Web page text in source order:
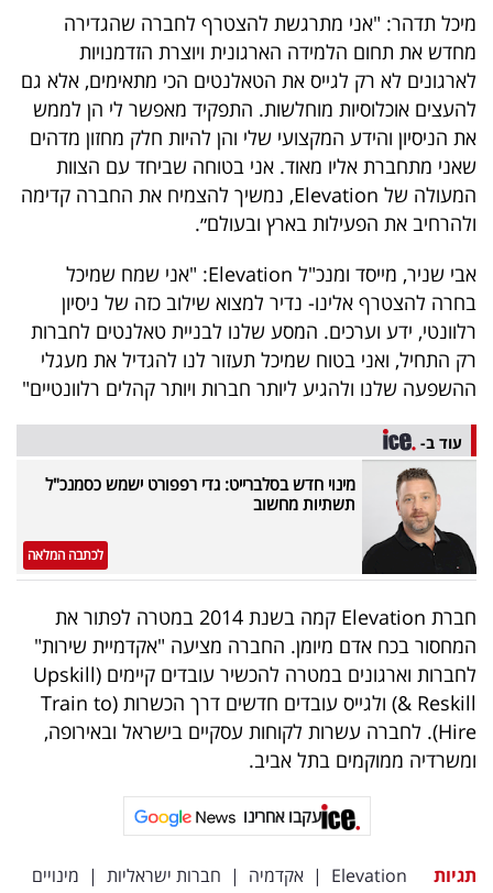
שיתופי
פעולה
דרושים
ניוזלטרים
מייל
אדום
באייס
עקבו
אחרינו:
מיכל תדהר: "אני מתרגשת להצטרף לחברה שהגדירה
מחדש את תחום הלמידה הארגונית ויוצרת הזדמנויות
לארגונים לא רק לגייס את הטאלנטים הכי מתאימים, אלא גם
להעצים אוכלוסיות מוחלשות. התפקיד מאפשר לי הן לממש
את הניסיון והידע המקצועי שלי והן להיות חלק מחזון מדהים
שאני מתחברת אליו מאוד. אני בטוחה שביחד עם הצוות
המעולה של Elevation, נמשיך להצמיח את החברה קדימה
ולהרחיב את הפעילות בארץ ובעולם״.
אבי שניר, מייסד ומנכ"ל Elevation: "אני שמח שמיכל
בחרה להצטרף אלינו- נדיר למצוא שילוב כזה של ניסיון
רלוונטי, ידע וערכים. המסע שלנו לבניית טאלנטים לחברות
רק התחיל, ואני בטוח שמיכל תעזור לנו להגדיל את מעגלי
ההשפעה שלנו ולהגיע ליותר חברות ויותר קהלים רלוונטיים"
עוד ב-
מינוי חדש בסלברייט: גדי רפפורט ישמש כסמנכ"ל
תשתיות מחשוב
לכתבה המלאה
חברת Elevation קמה בשנת 2014 במטרה לפתור את
המחסור בכח אדם מיומן. החברה מציעה "אקדמיית שירות"
לחברות וארגונים במטרה להכשיר עובדים קיימים (Upskill
& Reskill) ולגייס עובדים חדשים דרך הכשרות (Train to
Hire). לחברה עשרות לקוחות עסקיים בישראל ובאירופה,
ומשרדיה ממוקמים בתל אביב.
עקבו אחרינו
תגיות Elevation
| אקדמיה | חברות ישראליות | מינויים